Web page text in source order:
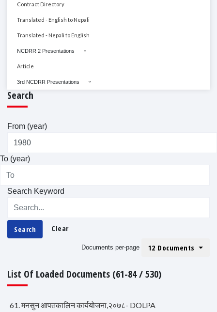
Contract Directory
Translated - English to Nepali
Translated - Nepali to English
NCDRR 2 Presentations
Article
3rd NCDRR Presentations
Search
From (year)
To (year)
Search Keyword
Search Clear
Documents per-page 12 Documents
List Of Loaded Documents (61-84 / 530)
61. मनसुन आपतकालिन कार्ययोजना,२०७८- DOLPA